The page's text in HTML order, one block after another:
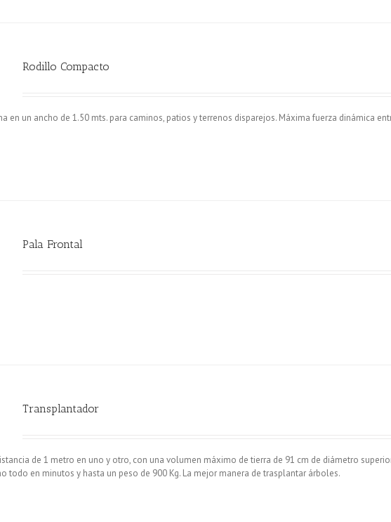
Rodillo Compacto
en un ancho de 1.50 mts. para caminos, patios y terrenos disparejos. Máxima fuerza dinámica
Pala Frontal
Transplantador
de 1 metro en uno y otro, con una volumen máximo de tierra de 91 cm de diámetro
en minutos y hasta un peso de 900 Kg. La mejor manera de trasplantar árboles.